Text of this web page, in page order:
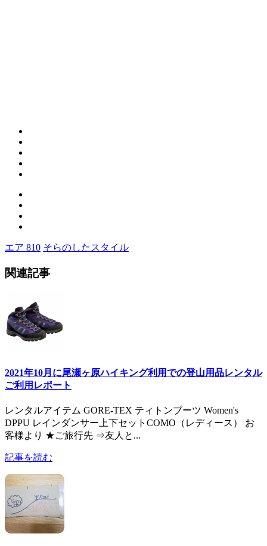
エア 810 そらのしたスタイル
関連記事
2021年10月に尾瀬ヶ原ハイキング利用での登山用品レンタル
ご利用レポート
レンタルアイテム GORE-TEX ティトンブーツ Women's
DPPU レインダンサー上下セットCOMO（レディース） お
客様より ★ご旅行先 ⇒友人と...
記事を読む